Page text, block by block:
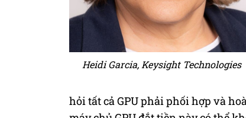
Heidi Garcia, Keysight Technologies
hỏi tất cả GPU phải phối hợp và